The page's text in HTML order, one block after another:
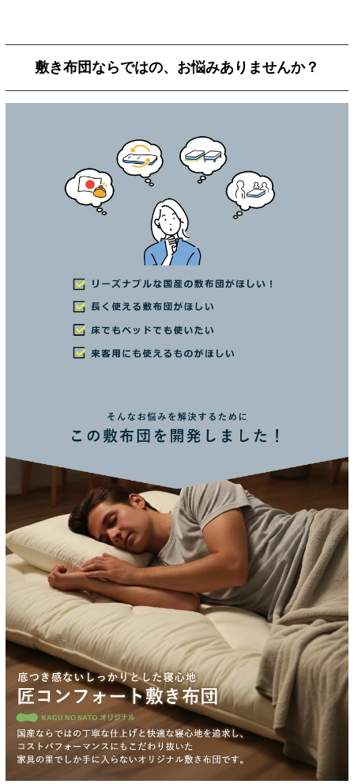
敷き布団ならではの、お悩みありませんか？